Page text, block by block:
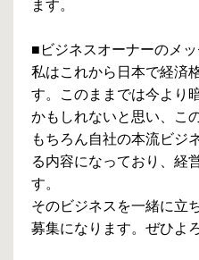
■ビジネスオーナーのメッ
私はこれから日本で経済
す。このままでは今より
かもしれないと思い、こ
もちろん自社の本流ビジ
る内容になっており、経
す。
そのビジネスを一緒に立
募集になります。ぜひよ